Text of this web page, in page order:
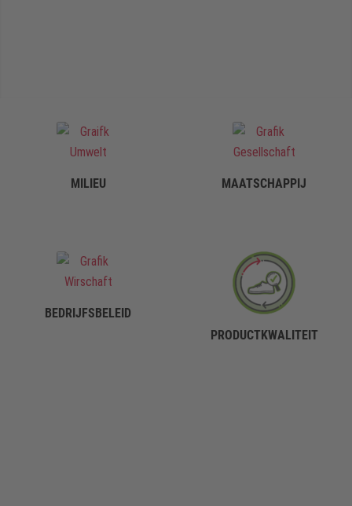
MILIEU MAATSCHAPPIJ
BEDRIJFSBELEID
PRODUCTKWALITEIT